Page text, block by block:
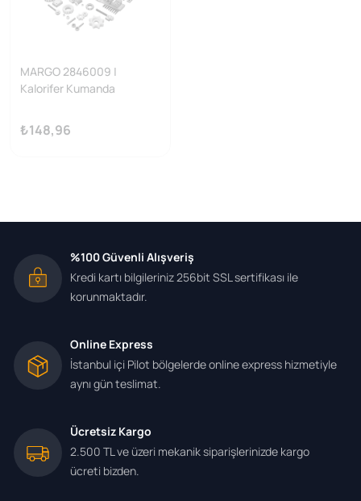
MARGO 2846009 |
Kalorifer Kumanda
₺148,96
%100 Güvenli Alışveriş
Kredi kartı bilgileriniz 256bit SSL sertifikası ile
korunmaktadır.
Online Express
İstanbul içi Pilot bölgelerde online express hizmetiyle
aynı gün teslimat.
Ücretsiz Kargo
2.500 TL ve üzeri mekanik siparişlerinizde kargo
ücreti bizden.